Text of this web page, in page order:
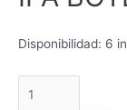
Disponibilidad: 6